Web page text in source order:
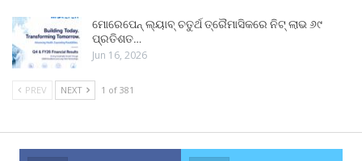
ମୋରେପେନ୍ ଲ୍ୟାବ୍ ଚତୁର୍ଥ ତ୍ରୈମାସିକରେ ନିଟ୍ ଲାଭ ୬୯
ପ୍ରତିଶତ…
Jun 16, 2026
PREV NEXT 1 of 381